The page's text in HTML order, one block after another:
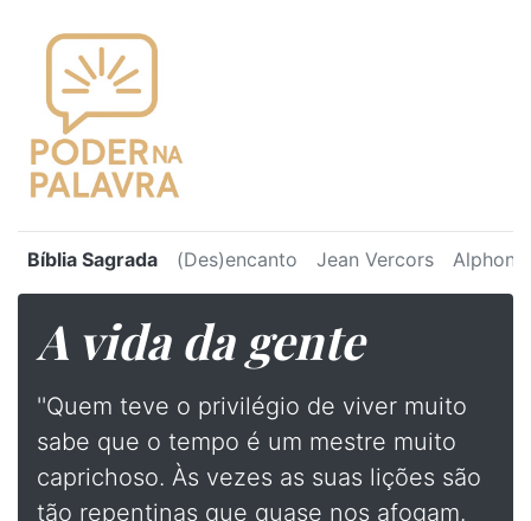
Bíblia Sagrada (Des)encanto Jean Vercors
A vida da gente
''Quem teve o privilégio de viver muito
sabe que o tempo é um mestre muito
caprichoso. Às vezes as suas lições são
tão repentinas que quase nos afogam.